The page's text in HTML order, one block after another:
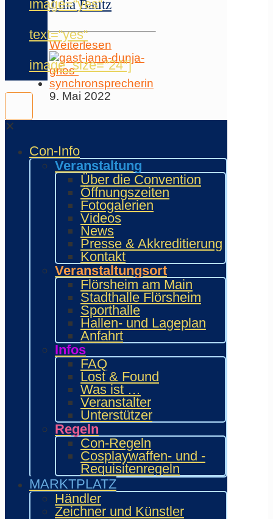
image=“yes“
text=“yes“
image_size=“24″]
✕
Con-Info
Veranstaltung
Über die Convention
Öffnungszeiten
Fotogalerien
Videos
News
Presse & Akkreditierung
Kontakt
Veranstaltungsort
Flörsheim am Main
Stadthalle Flörsheim
Sporthalle
Hallen- und Lageplan
Anfahrt
Infos
FAQ
Lost & Found
Was ist …
Veranstalter
Unterstützer
Regeln
Con-Regeln
Cosplaywaffen- und -
Requisitenregeln
MARKTPLATZ
Händler
Zeichner und Künstler
Julia Bautz
Weiterlesen
9. Mai 2022
GRIES
Weiterlesen
Programmplan
PROGRAMM SAMSTAG